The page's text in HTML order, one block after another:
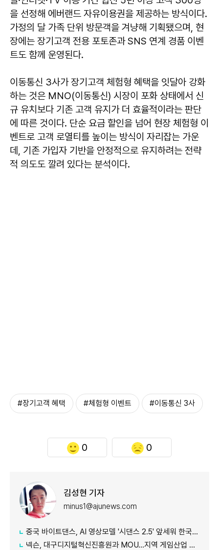
을 선정해 에버랜드 자유이용권을 제공하는 방식이다.
가정의 달 가족 단위 방문객을 겨냥해 기획됐으며, 현
장에는 장기고객 전용 포토존과 SNS 연계 경품 이벤
트도 함께 운영된다.
이동통신 3사가 장기고객 체험형 혜택을 잇달아 강화
하는 것은 MNO(이동통신) 시장이 포화 상태에서 신
규 유치보다 기존 고객 유지가 더 효율적이라는 판단
에 따른 것이다. 단순 요금 할인을 넘어 현장 체험형 이
벤트로 고객 로열티를 높이는 방식이 자리잡는 가운
데, 기존 가입자 기반을 안정적으로 유지하려는 전략
적 의도도 깔려 있다는 분석이다.
#장기고객 혜택 #체험형 이벤트 #이동통신 3사
0 0
김성현 기자
minus1@ajunews.com
중국 바이트댄스, AI 영상모델 '시댄스 2.5' 앞세워 한국 공략 본격화
넥슨, 대구디지털혁신진흥원과 MOU…지역 게임산업 육성 나선다